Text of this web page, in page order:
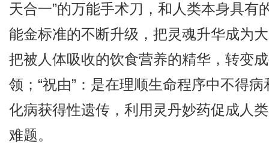
天合一”的万能手术刀，和人类本身具有
能金标准的不断升级，把灵魂升华成为
把被人体吸收的饮食营养的精华，转变
领；“祝由”：是在理顺生命程序中不得
化病获得性遗传，利用灵丹妙药促成人
难题。